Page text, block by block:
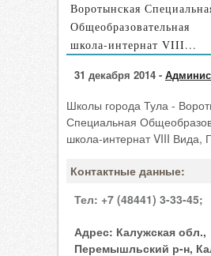
Воротынская
Общеобразовательная
школа-интернат VIII...
31 декабря 2014 -
Школы города Тула -
Специальная
школа-интернат VIII Вида,
Контактные данные:
Тел: +7 (48441) 3-33-45;
Адрес: Калужская обл.,
Перемышльский р-н,